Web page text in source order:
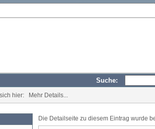
Suche:
hier: Mehr Details...
Die Detailseite zu diesem Eintrag wurde